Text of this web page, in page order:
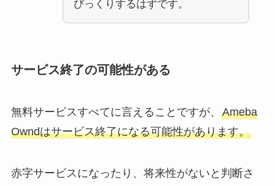
びっくりするはずです。
サービス終了の可能性がある
無料サービスすべてに言えることですが、 Ameba
Owndはサービス終了になる可能性があります。
赤字サービスになったり、将来性がないと判断さ